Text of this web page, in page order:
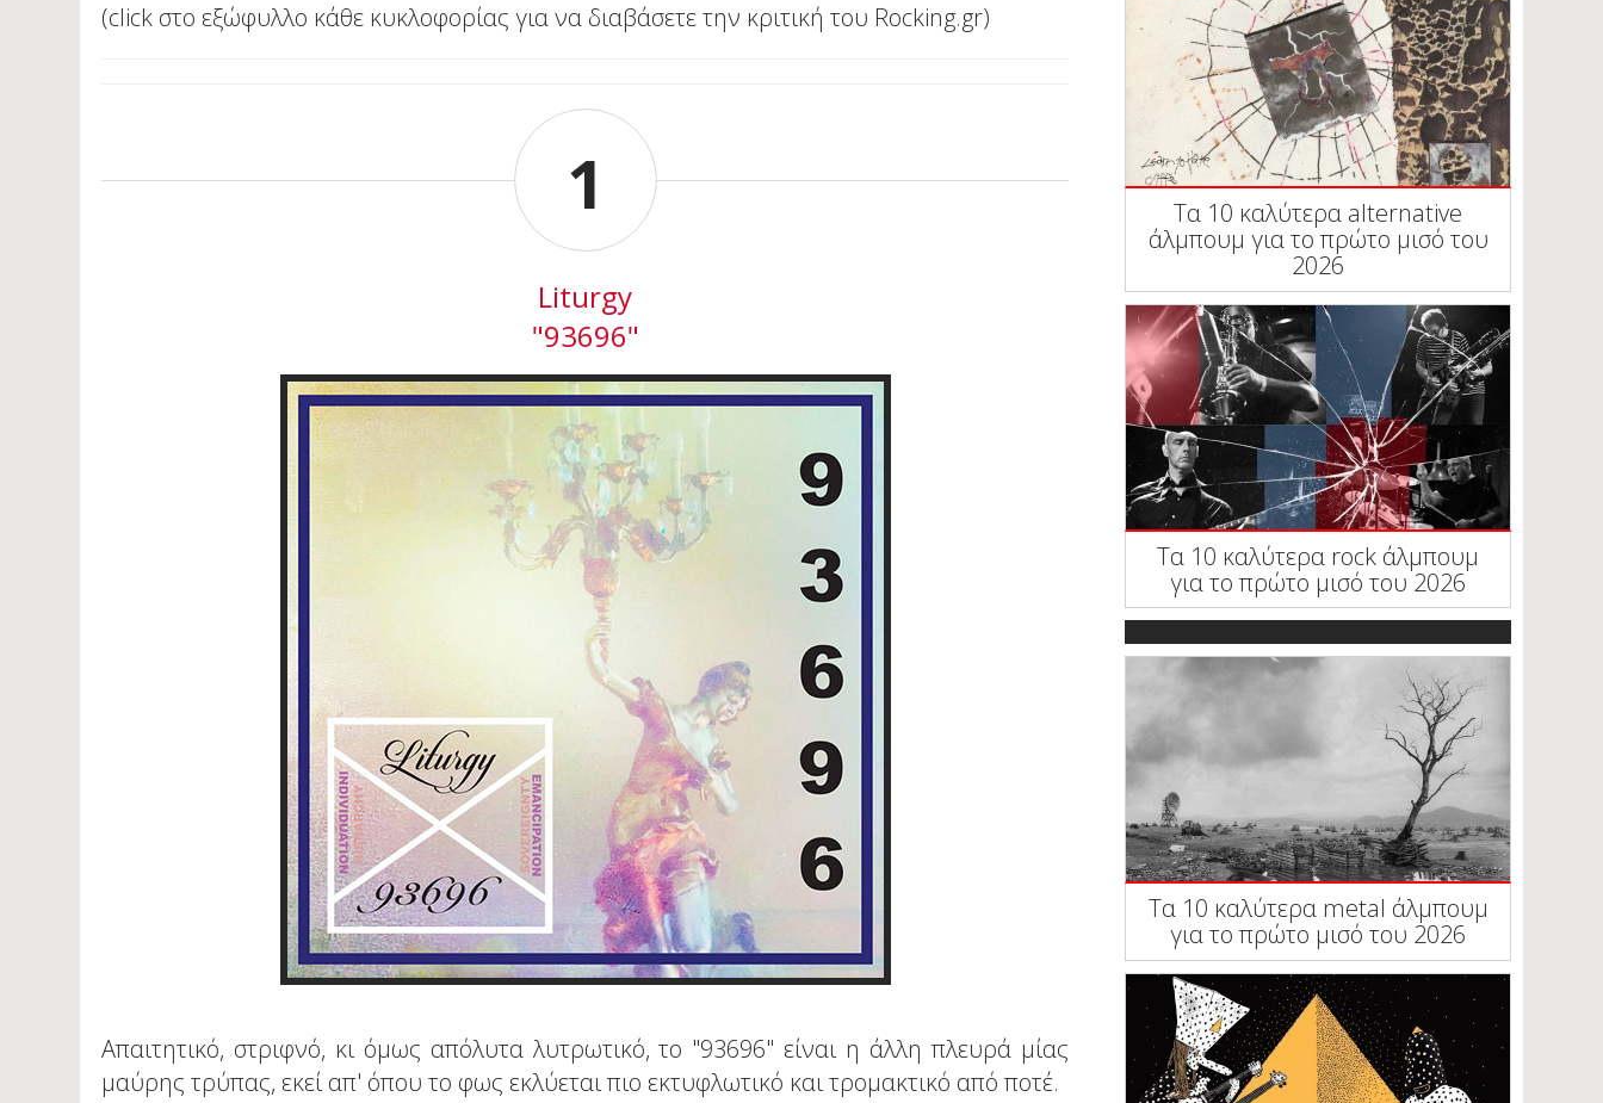
(click στο εξώφυλλο κάθε κυκλοφορίας για να διαβάσετε την κριτική του Rocking.gr)
1
Liturgy
"93696"
Απαιτητικό, στριφνό, κι όμως απόλυτα λυτρωτικό, το "93696" είναι η άλλη πλευρά μίας
μαύρης τρύπας, εκεί απ' όπου το φως εκλύεται πιο εκτυφλωτικό και τρομακτικό από ποτέ.
Τα 10 καλύτερα alternative
άλμπουμ για το πρώτο μισό του
2026
Τα 10 καλύτερα rock άλμπουμ
για το πρώτο μισό του 2026
Tα 10 καλύτερα metal άλμπουμ
για το πρώτο μισό του 2026